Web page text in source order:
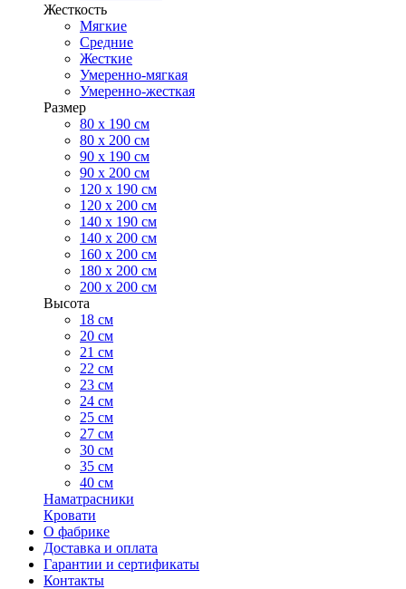
Жесткость
Мягкие
Средние
Жесткие
Умеренно-мягкая
Умеренно-жесткая
Размер
80 х 190 см
80 х 200 см
90 х 190 см
90 х 200 см
120 х 190 см
120 х 200 см
140 х 190 см
140 х 200 см
160 х 200 см
180 х 200 см
200 х 200 см
Высота
18 см
20 см
21 см
22 см
23 см
24 см
25 см
27 см
30 см
35 см
40 см
Наматрасники
Кровати
О фабрике
Доставка и оплата
Гарантии и сертификаты
Контакты